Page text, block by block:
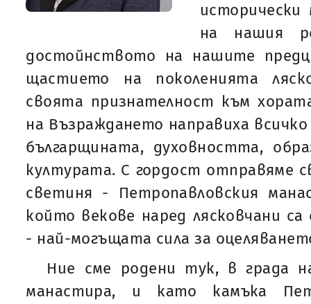
на нашия
достойнството на нашите
щастието на поколенията
своята признателност към
на Възраждането направиха
българщината, духовността,
културата. С гордост отправяме
светиня - Петропавловския
който векове наред лясковчани
- най-могъщата сила за
Ние сме родени тук, в града
манастира, и като камъка